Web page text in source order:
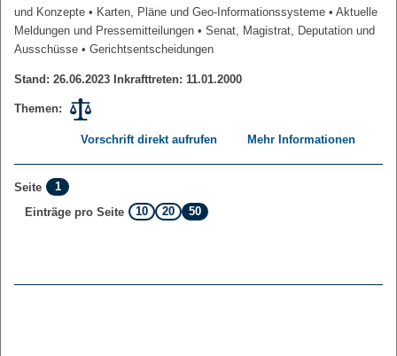
und Konzepte • Karten, Pläne und Geo-Informationssysteme • Aktuelle
Meldungen und Pressemitteilungen • Senat, Magistrat, Deputation und
Ausschüsse • Gerichtsentscheidungen
Stand: 26.06.2023 Inkrafttreten: 11.01.2000
Themen:
Vorschrift direkt aufrufen Mehr Informationen
Seite
1
Einträge pro Seite
10 20 50